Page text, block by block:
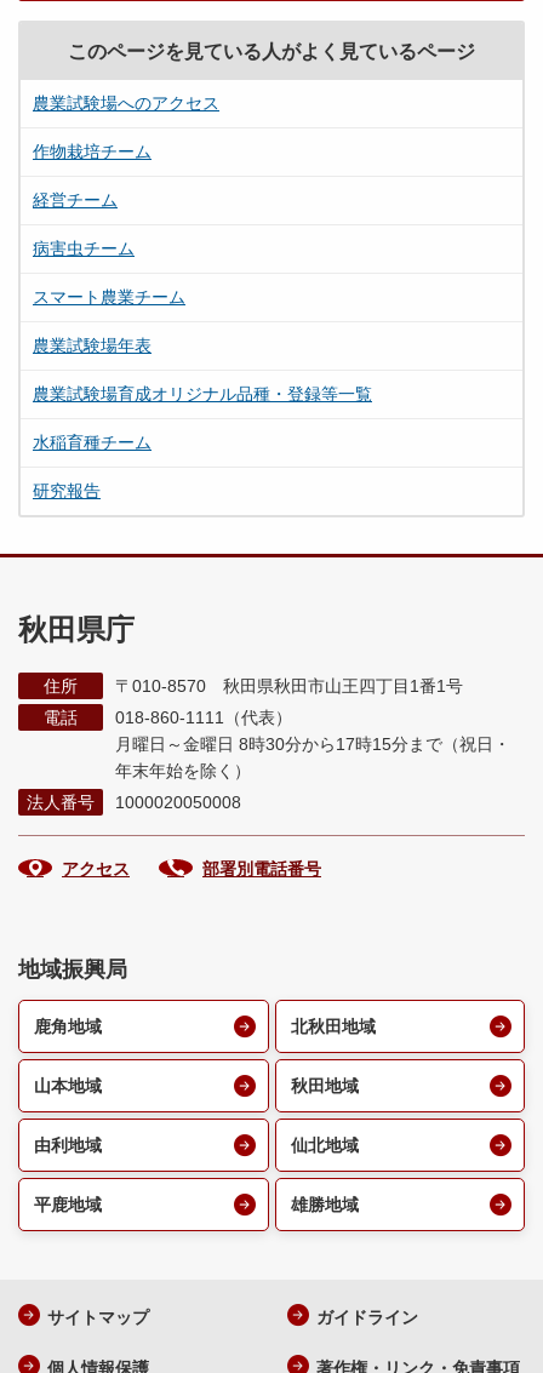
このページを見ている人がよく見ているページ
農業試験場へのアクセス
作物栽培チーム
経営チーム
病害虫チーム
スマート農業チーム
農業試験場年表
農業試験場育成オリジナル品種・登録等一覧
水稲育種チーム
研究報告
秋田県庁
住所
〒010-8570 秋田県秋田市山王四丁目1番1号
電話
018-860-1111（代表）
月曜日～金曜日 8時30分から17時15分まで （祝日・
年末年始を除く）
法人番号
1000020050008
アクセス 部署別電話番号
地域振興局
鹿角地域 北秋田地域
山本地域 秋田地域
由利地域 仙北地域
平鹿地域 雄勝地域
サイトマップ ガイドライン
個人情報保護 著作権・リンク・免責事項